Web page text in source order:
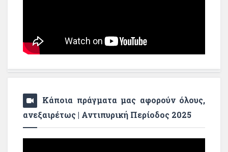
Κάποια πράγματα μας αφορούν όλους,
ανεξαιρέτως | Αντιπυρική Περίοδος 2025